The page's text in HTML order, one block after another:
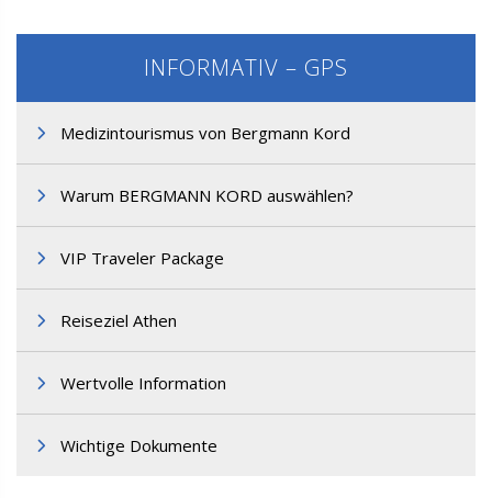
INFORMATIV – GPS
Medizintourismus von Bergmann Kord
Warum BERGMANN KORD auswählen?
VIP Traveler Package
Reiseziel Athen
Wertvolle Information
Wichtige Dokumente